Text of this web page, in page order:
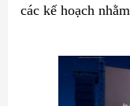
các kế hoạch